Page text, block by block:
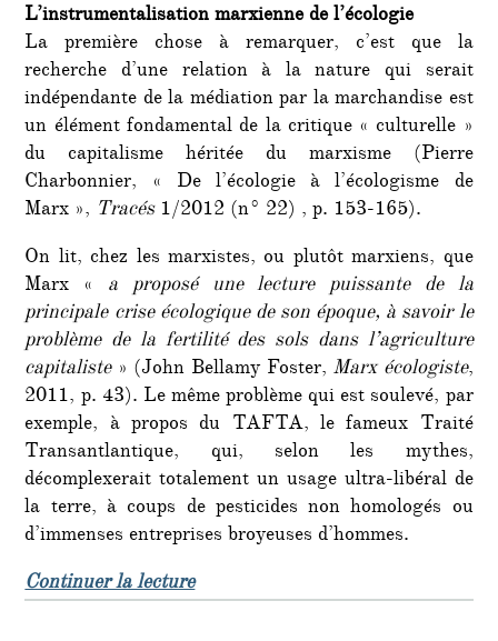
L’instrumentalisation marxienne de l’écologie
La première chose à remarquer, c’est que la
recherche d’une relation à la nature qui serait
indépendante de la médiation par la marchandise est
un élément fondamental de la critique « culturelle »
du capitalisme héritée du marxisme (Pierre
Charbonnier, « De l’écologie à l’écologisme de
Marx », Tracés1/2012 (n° 22) , p. 153-165).
On lit, chez les marxistes, ou plutôt marxiens, que
Marx « a proposé une lecture puissante de la
principale crise écologique de son époque, à savoir le
problème de la fertilité des sols dans l’agriculture
capitaliste» (John Bellamy Foster, Marx écologiste,
2011, p. 43). Le même problème qui est soulevé, par
exemple, à propos du TAFTA, le fameux Traité
Transantlantique, qui, selon les mythes,
décomplexerait totalement un usage ultra-libéral de
la terre, à coups de pesticides non homologés ou
d’immenses entreprises broyeuses d’hommes.
Continuer la lecturede « A lire : les racines marxistes